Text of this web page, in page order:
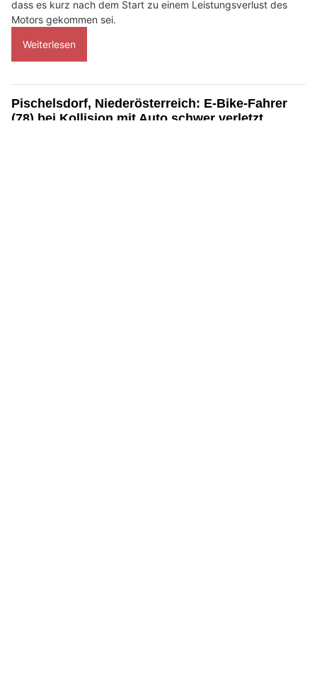
dass es kurz nach dem Start zu einem Leistungsverlust des
Motors gekommen sei.
Weiterlesen
Pischelsdorf, Niederösterreich: E-Bike-Fahrer
(78) bei Kollision mit Auto schwer verletzt